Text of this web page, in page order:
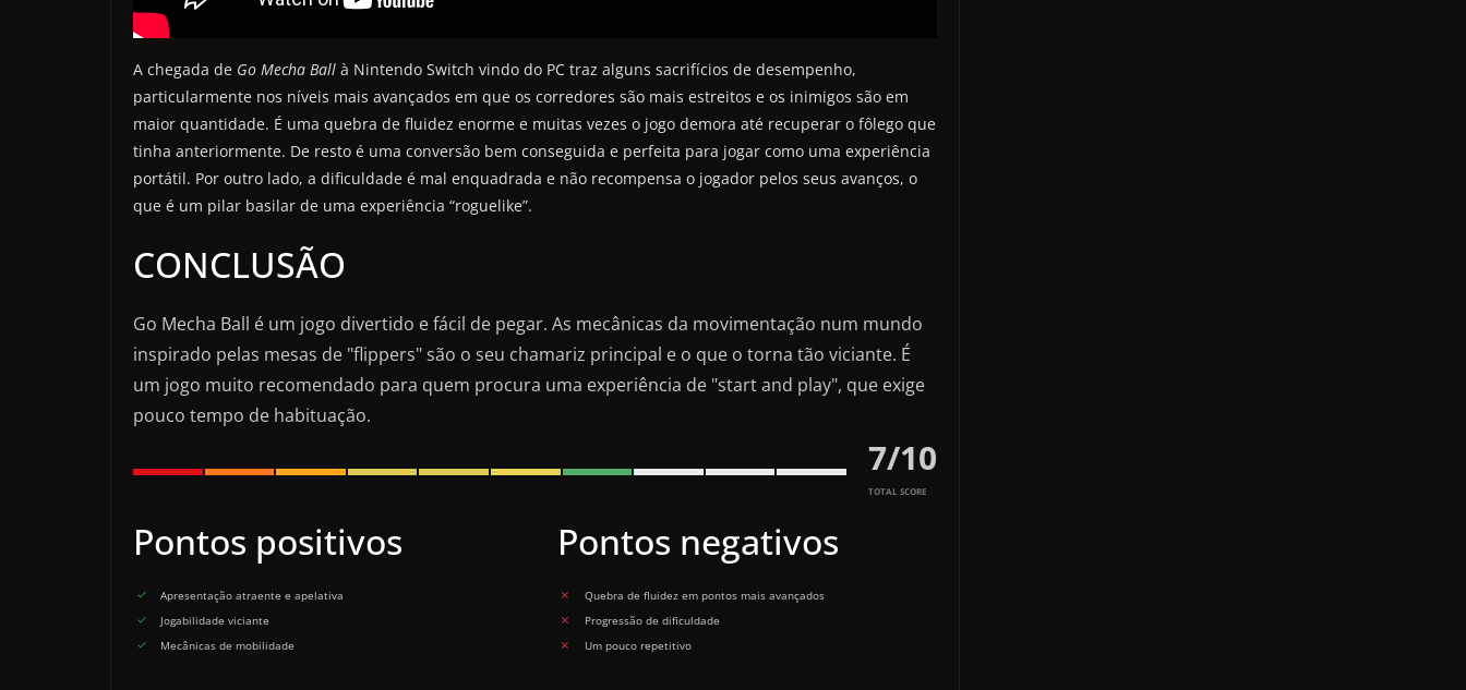
A chegada de Go Mecha Ball à Nintendo Switch vindo do PC traz alguns sacrifícios de desempenho,
particularmente nos níveis mais avançados em que os corredores são mais estreitos e os inimigos são em
maior quantidade. É uma quebra de fluidez enorme e muitas vezes o jogo demora até recuperar o fôlego que
tinha anteriormente. De resto é uma conversão bem conseguida e perfeita para jogar como uma experiência
portátil. Por outro lado, a dificuldade é mal enquadrada e não recompensa o jogador pelos seus avanços, o
que é um pilar basilar de uma experiência “roguelike”.
CONCLUSÃO
Go Mecha Ball é um jogo divertido e fácil de pegar. As mecânicas da movimentação num mundo
inspirado pelas mesas de "flippers" são o seu chamariz principal e o que o torna tão viciante. É
um jogo muito recomendado para quem procura uma experiência de "start and play", que exige
pouco tempo de habituação.
7/10
TOTAL SCORE
Pontos positivos
Apresentação atraente e apelativa
Jogabilidade viciante
Mecânicas de mobilidade
Pontos negativos
Quebra de fluidez em pontos mais avançados
Progressão de dificuldade
Um pouco repetitivo